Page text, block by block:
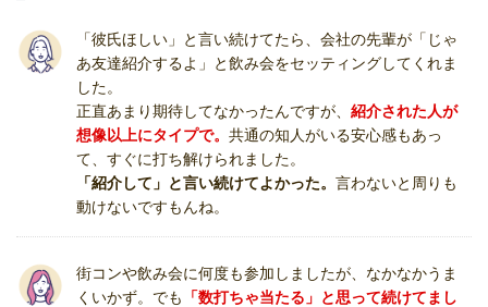
「彼氏ほしい」と言い続けてたら、会社の先輩が「じゃ
あ友達紹介するよ」と飲み会をセッティングしてくれま
した。
正直あまり期待してなかったんですが、 紹介された人が
想像以上にタイプで。 共通の知人がいる安心感もあっ
て、すぐに打ち解けられました。
「紹介して」と言い続けてよかった。 言わないと周りも
動けないですもんね。
街コンや飲み会に何度も参加しましたが、なかなかうま
くいかず。でも
「数打ちゃ当たる」と思って続けてまし